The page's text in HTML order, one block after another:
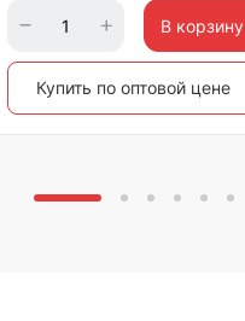
В корзину
Купить по оптовой цене